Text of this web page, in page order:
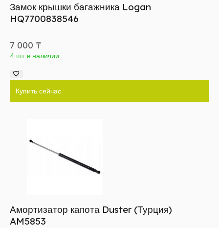
Замок крышки багажника Logan
HQ7700838546
7 000 ₸
4 шт в наличии
Купить сейчас
Амортизатор капота Duster (Турция)
AM5853